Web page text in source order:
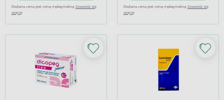
Podana cena jest ceną maksymalną. Dowiedz się
więcej
Podana cena jest ceną maksymalną. Dowiedz się
więcej